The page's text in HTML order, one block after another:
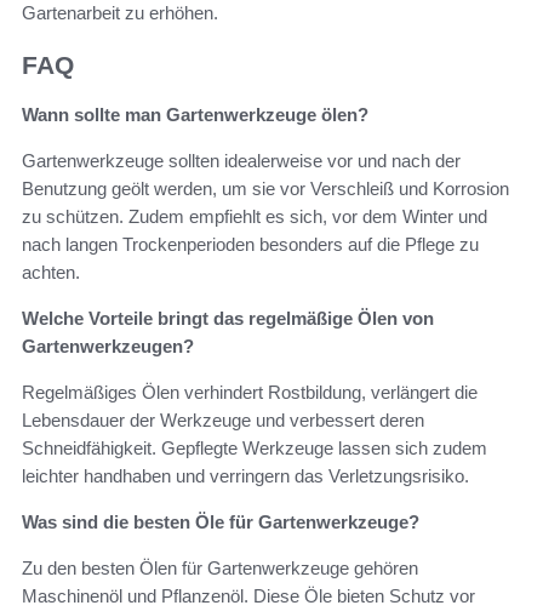
Gartenarbeit zu erhöhen.
FAQ
Wann sollte man Gartenwerkzeuge ölen?
Gartenwerkzeuge sollten idealerweise vor und nach der
Benutzung geölt werden, um sie vor Verschleiß und Korrosion
zu schützen. Zudem empfiehlt es sich, vor dem Winter und
nach langen Trockenperioden besonders auf die Pflege zu
achten.
Welche Vorteile bringt das regelmäßige Ölen von
Gartenwerkzeugen?
Regelmäßiges Ölen verhindert Rostbildung, verlängert die
Lebensdauer der Werkzeuge und verbessert deren
Schneidfähigkeit. Gepflegte Werkzeuge lassen sich zudem
leichter handhaben und verringern das Verletzungsrisiko.
Was sind die besten Öle für Gartenwerkzeuge?
Zu den besten Ölen für Gartenwerkzeuge gehören
Maschinenöl und Pflanzenöl. Diese Öle bieten Schutz vor